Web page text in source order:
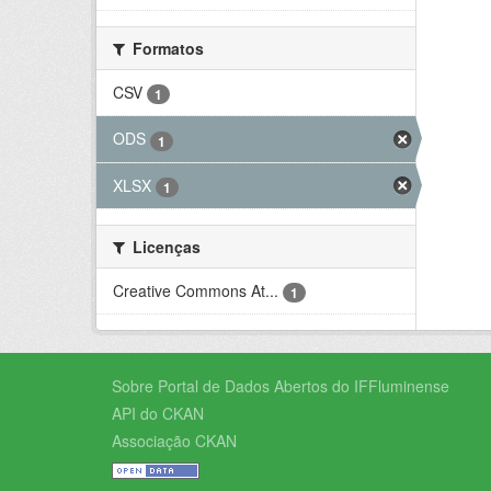
Formatos
CSV
1
ODS 1
XLSX 1
Licenças
Creative Commons At...
1
Sobre Portal de Dados Abertos do IFFluminense
API do CKAN
Associação CKAN